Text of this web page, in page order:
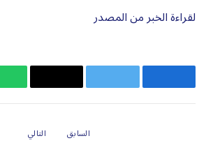
لقراءة الخبر من المصدر
فيسبوك تويتر
البريد
السابق التالي